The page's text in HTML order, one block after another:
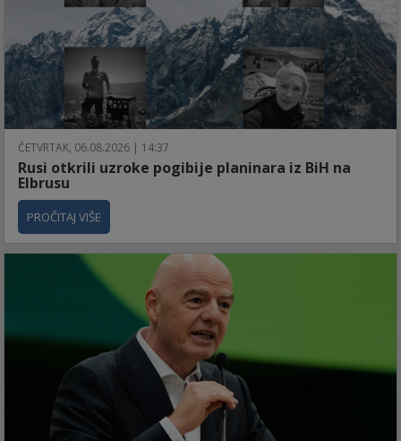
ČETVRTAK, 06.08.2026 | 14:37
Rusi otkrili uzroke pogibije planinara iz BiH na
Elbrusu
PROČITAJ VIŠE